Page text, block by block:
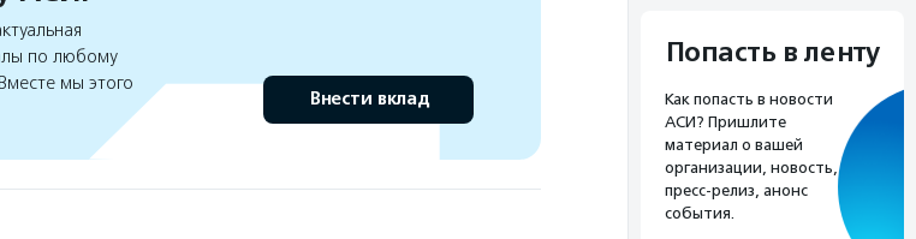
по любому
мы этого
Внести вклад
Попасть в ленту
Как попасть в новости
АСИ? Пришлите
материал о вашей
организации, новость,
пресс-релиз, анонс
события.